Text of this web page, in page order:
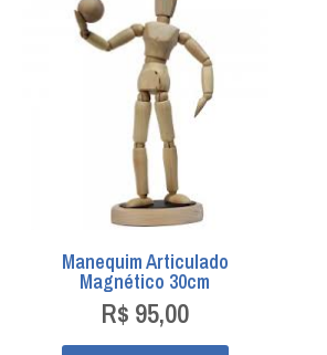
Manequim Articulado
Magnético 30cm
R$ 95,00